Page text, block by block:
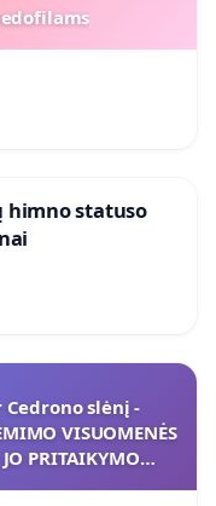
himno statuso
Cedrono slėnį -
VISUOMENĖS
PRITAIKYMO